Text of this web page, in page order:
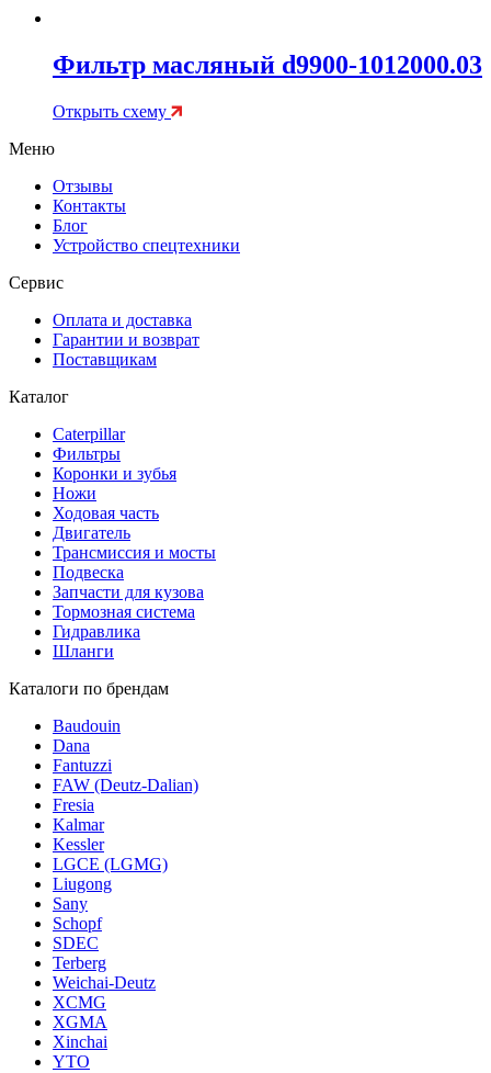
Фильтр масляный d9900-1012000.03
Открыть схему
Меню
Отзывы
Контакты
Блог
Устройство спецтехники
Сервис
Оплата и доставка
Гарантии и возврат
Поставщикам
Каталог
Caterpillar
Фильтры
Коронки и зубья
Ножи
Ходовая часть
Двигатель
Трансмиссия и мосты
Подвеска
Запчасти для кузова
Тормозная система
Гидравлика
Шланги
Каталоги по брендам
Baudouin
Dana
Fantuzzi
FAW (Deutz-Dalian)
Fresia
Kalmar
Kessler
LGCE (LGMG)
Liugong
Sany
Schopf
SDEC
Terberg
Weichai-Deutz
XCMG
XGMA
Xinchai
YTO